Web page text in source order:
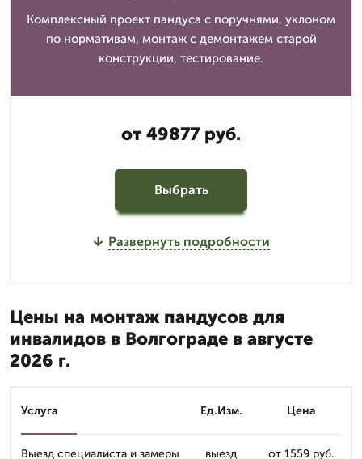
Комплексный проект пандуса с поручнями, уклоном
по нормативам, монтаж с демонтажем старой
конструкции, тестирование.
от 49877 руб.
Выбрать
Развернуть подробности
Цены на монтаж пандусов для
инвалидов в Волгограде в августе
2026 г.
Услуга Ед.Изм. Цена
Выезд специалиста и замеры
выезд от 1559 руб.